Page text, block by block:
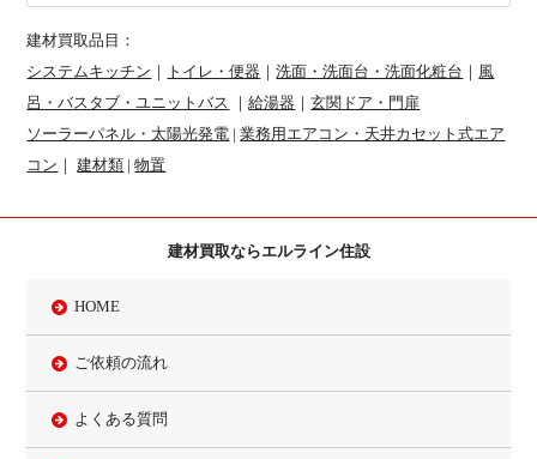
建材買取品目：
システムキッチン ｜ トイレ・便器 ｜洗面・洗面台・洗面化粧台 ｜ 風
呂・バスタブ・ユニットバス
｜給湯器 ｜玄関ドア・門扉
ソーラーパネル・太陽光発電 |業務用エアコン・天井カセット式エア
コン ｜建材類 |物置
建材買取ならエルライン住設
HOME
ご依頼の流れ
よくある質問